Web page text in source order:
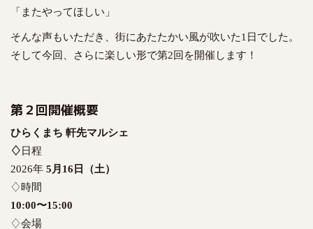
「またやってほしい」
そんな声もいただき、街にあたたかい風が吹いた1日でした。
そして今回、さらに楽しい形で第2回を開催します！
第２回開催概要
ひらくまち 軒先マルシェ
♢ 日程
2026年 5月16日（土）
♢時間
10:00〜15:00
♢会場